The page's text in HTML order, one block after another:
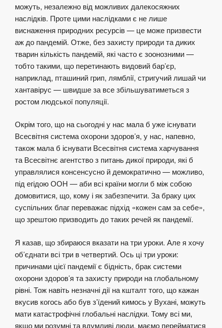
можуть, незалежно від можливих далекосяжних
наслідків. Проте цими наслідками є не лише
виснаження природних ресурсів — це може призвести
аж до пандемій. Отже, без захисту природи та диких
тварин кількість пандемій, які часто є зоонозними —
тобто такими, що перетинають видовий бар’єр,
наприклад, пташиний грип, лямблії, стригучий лишай чи
хантавірус — швидше за все збільшуватиметься з
ростом людської популяції.
Окрім того, що на сьогодні у нас мала б уже існувати
Всесвітня система охорони здоров’я, у нас, напевно,
також мала б існувати Всесвітня система харчування
та Всесвітнє агентство з питань дикої природи, які б
управлялися консенсусно й демократично — можливо,
під егідою ООН — аби всі країни могли б між собою
домовитися, що, кому і як забезпечити. За браку цих
суспільних благ переважає підхід «кожен сам за себе»,
що зрештою призводить до таких речей як пандемії.
Я казав, що збираюся вказати на три уроки. Але я хочу
об’єднати всі три в четвертий. Ось ці три уроки:
причинами цієї пандемії є бідність, брак системи
охорони здоров’я та захисту природи на глобальному
рівні. Тож навіть незначні дії на кшталт того, що кажан
вкусив когось або був з’їдений кимось у Вухані, можуть
мати катастрофічні глобальні наслідки. Тому всі ми,
якщо ми розумні та вдумливі люди, маємо перейматися